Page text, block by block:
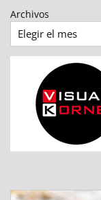
Archivos